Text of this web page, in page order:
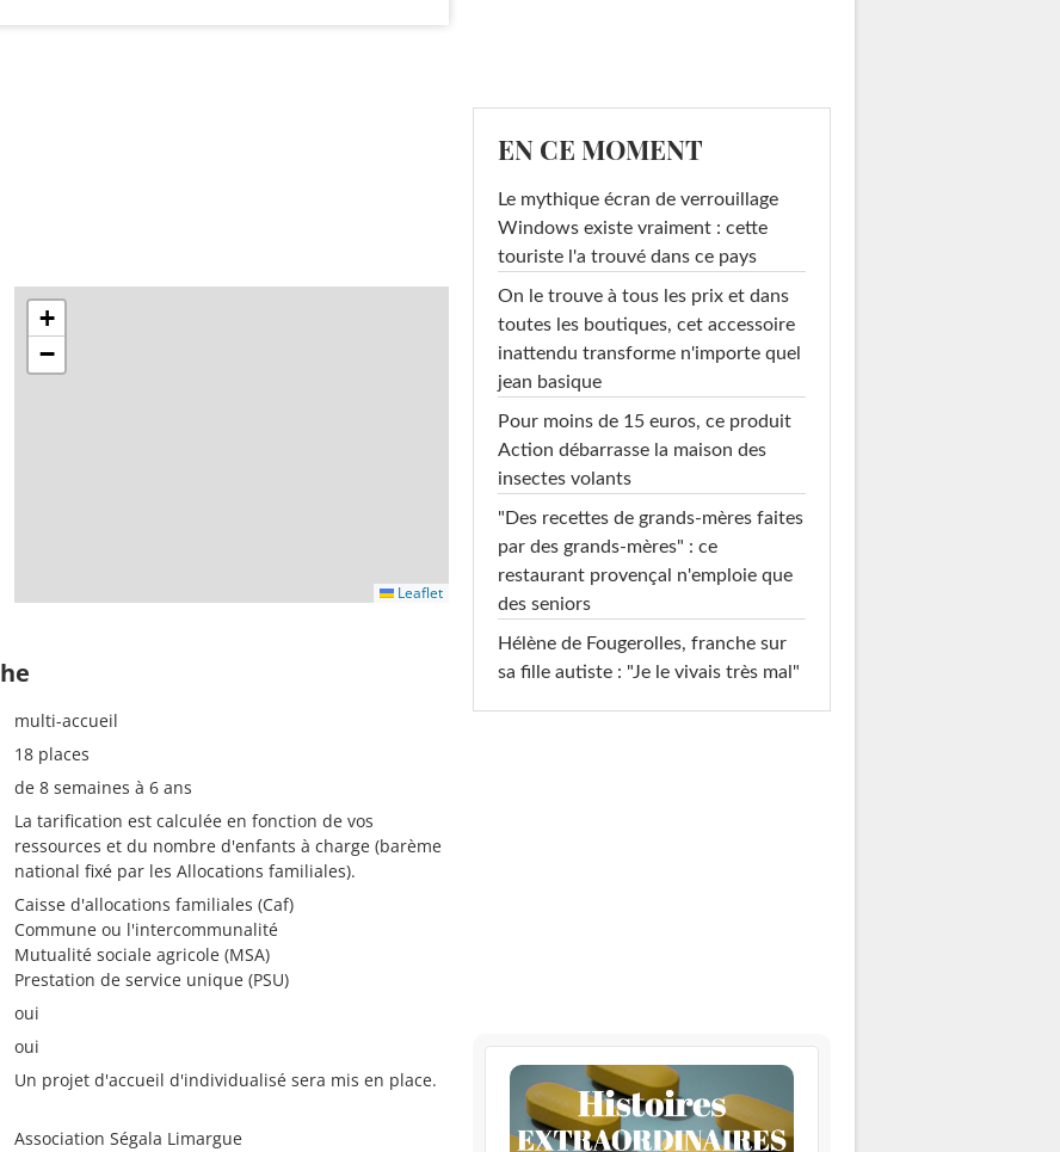
+
−
Leaflet
multi-accueil
18 places
de 8 semaines à 6 ans
La tarification est calculée en fonction de vos
ressources et du nombre d'enfants à charge (barème
national fixé par les Allocations familiales).
Caisse d'allocations familiales (Caf)
Commune ou l'intercommunalité
Mutualité sociale agricole (MSA)
Prestation de service unique (PSU)
oui
oui
Un projet d'accueil d'individualisé sera mis en place.
Association Ségala Limargue
EN CE MOMENT
Le mythique écran de verrouillage
Windows existe vraiment : cette
touriste l'a trouvé dans ce pays
On le trouve à tous les prix et dans
toutes les boutiques, cet accessoire
inattendu transforme n'importe quel
jean basique
Pour moins de 15 euros, ce produit
Action débarrasse la maison des
insectes volants
"Des recettes de grands-mères faites
par des grands-mères" : ce
restaurant provençal n'emploie que
des seniors
Hélène de Fougerolles, franche sur
sa fille autiste : "Je le vivais très mal"